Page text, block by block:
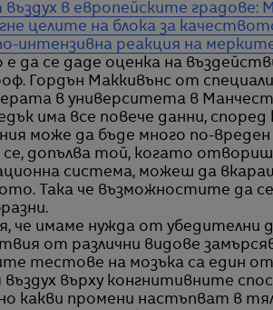
в европейските градове:
целите на блока за
интензивна реакция на
е да се даде оценка на
Гордън Маккивънс от
в университета в
има все повече данни,
може да бъде много по-
се, допълва той, когато
система, можеш да
Така че възможностите да се
че имаме нужда от убедителни
от различни видове
тестове на мозъка са един
въздух върху конгнитивните
какви промени настъпват в